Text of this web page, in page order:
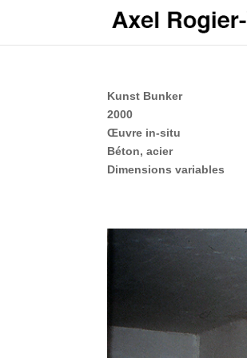
Kunst Bunker
2000
Œuvre in-situ
Béton, acier
Dimensions variables